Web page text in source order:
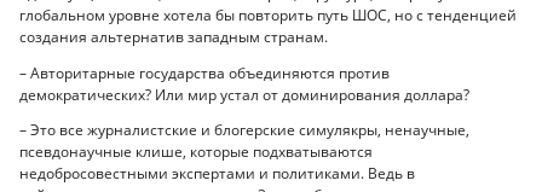
глобальном уровне хотела бы повторить путь ШОС, но с тенденцией
создания альтернатив западным странам.
– Авторитарные государства объединяются против
демократических? Или мир устал от доминирования доллара?
– Это все журналистские и блогерские симулякры, ненаучные,
псевдонаучные клише, которые подхватываются
недобросовестными экспертами и политиками. Ведь в